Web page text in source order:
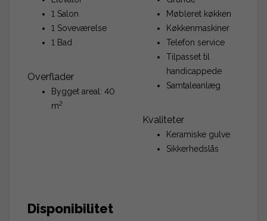
1 Salon
1 Soveværelse
1 Bad
Overflader
Bygget areal: 40
m2
Møbleret køkken
Køkkenmaskiner
Telefon service
Tilpasset til
handicappede
Samtaleanlæg
Kvaliteter
Keramiske gulve
Sikkerhedslås
Disponibilitet